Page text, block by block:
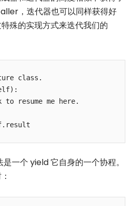
，迭代器也可以同样获得好
殊的实现方式来迭代我们的
class.
to resume me here.
是一个 yield 它自身的一个协程。